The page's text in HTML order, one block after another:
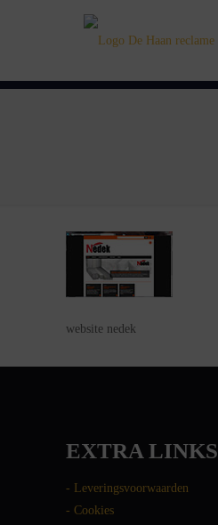
website nedek
EXTRA LINKS
- Leveringsvoorwaarden
- Cookies